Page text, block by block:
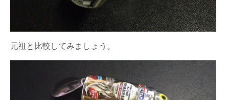
元祖と比較してみましょう。